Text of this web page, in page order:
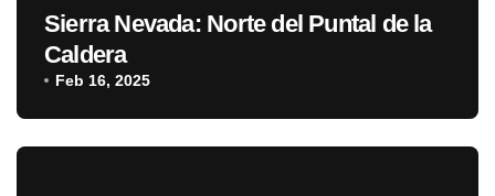
Sierra Nevada: Norte del Puntal de la
Caldera
Feb 16, 2025